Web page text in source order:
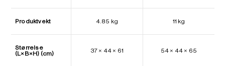
Produktvekt 4.85 kg 11 kg
Størrelse
(L×B×H) (cm)
37 × 44 × 61 54 × 44 × 65